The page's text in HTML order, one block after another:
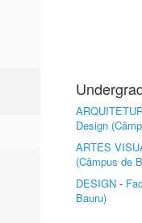
Design
ARTES
(Câmpus de
DESIGN -
Bauru)